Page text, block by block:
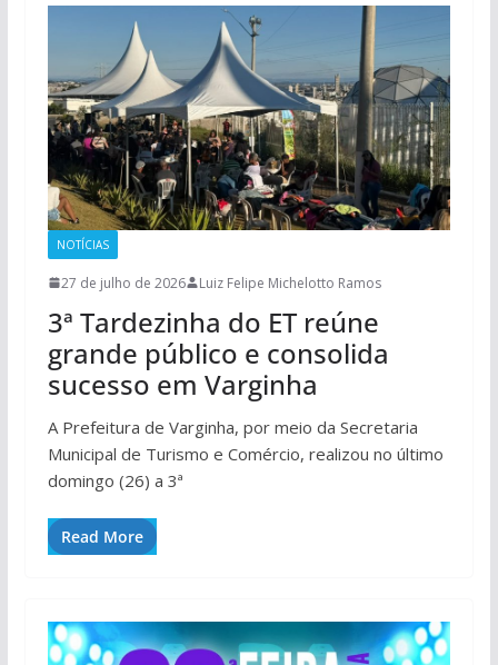
NOTÍCIAS
27 de julho de 2026 Luiz Felipe Michelotto Ramos
3ª Tardezinha do ET reúne
grande público e consolida
sucesso em Varginha
A Prefeitura de Varginha, por meio da Secretaria
Municipal de Turismo e Comércio, realizou no último
domingo (26) a 3ª
Read More